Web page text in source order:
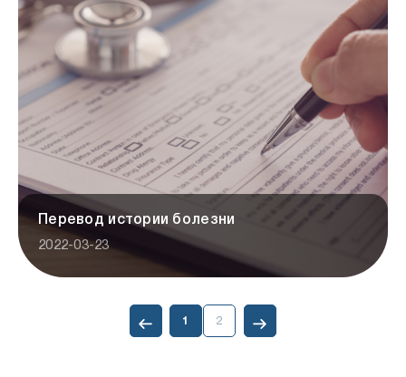
Перевод истории болезни
2022-03-23
1 2